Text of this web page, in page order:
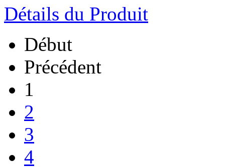
Détails du Produit
Début
Précédent
1
2
3
4